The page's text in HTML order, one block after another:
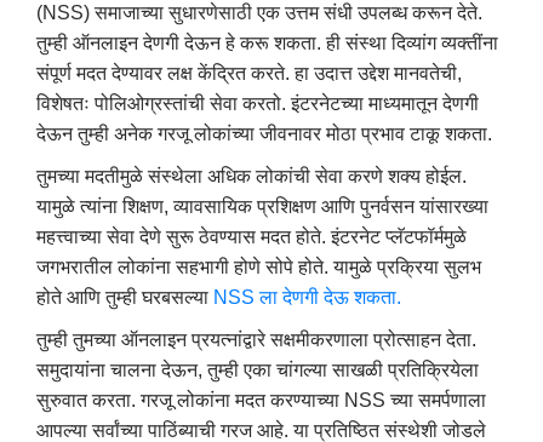
(NSS) समाजाच्या सुधारणेसाठी एक उत्तम संधी उपलब्ध करून देते.
तुम्ही ऑनलाइन देणगी देऊन हे करू शकता. ही संस्था दिव्यांग व्यक्तींना
संपूर्ण मदत देण्यावर लक्ष केंद्रित करते. हा उदात्त उद्देश मानवतेची,
विशेषतः पोलिओग्रस्तांची सेवा करतो. इंटरनेटच्या माध्यमातून देणगी
देऊन तुम्ही अनेक गरजू लोकांच्या जीवनावर मोठा प्रभाव टाकू शकता.
तुमच्या मदतीमुळे संस्थेला अधिक लोकांची सेवा करणे शक्य होईल.
यामुळे त्यांना शिक्षण, व्यावसायिक प्रशिक्षण आणि पुनर्वसन यांसारख्या
महत्त्वाच्या सेवा देणे सुरू ठेवण्यास मदत होते. इंटरनेट प्लॅटफॉर्ममुळे
जगभरातील लोकांना सहभागी होणे सोपे होते. यामुळे प्रक्रिया सुलभ
होते आणि तुम्ही घरबसल्या NSS ला देणगी देऊ शकता.
तुम्ही तुमच्या ऑनलाइन प्रयत्नांद्वारे सक्षमीकरणाला प्रोत्साहन देता.
समुदायांना चालना देऊन, तुम्ही एका चांगल्या साखळी प्रतिक्रियेला
सुरुवात करता. गरजू लोकांना मदत करण्याच्या NSS च्या समर्पणाला
आपल्या सर्वांच्या पाठिंब्याची गरज आहे. या प्रतिष्ठित संस्थेशी जोडले